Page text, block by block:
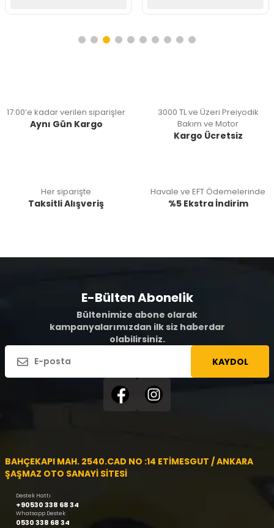
17:00’e kadar verilen siparişler
Aynı Gün Kargo
3000 TL ve Üzeri Preiyodik
Bakım ve Motor
Kargo Ücretsiz
Her siparişte
Taksitli Alışveriş
Havale ve EFT Ödemelerinde
%5 Ekstra İndirim
E-Bülten Abonelik
Bültenimize abone olarak
kampanyalarımızdan ilk siz haberdar
olabilirsiniz.
KAYDOL
BAHÇEKAPI MAH. 2540.CAD NO :14 ETİMESGUT / ANKARA
ŞAŞMAZ OTO SANAYİ SİTESİ
Destek Hattı
+90530 338 68 34
Whatsapp Destek
0530 338 68 34